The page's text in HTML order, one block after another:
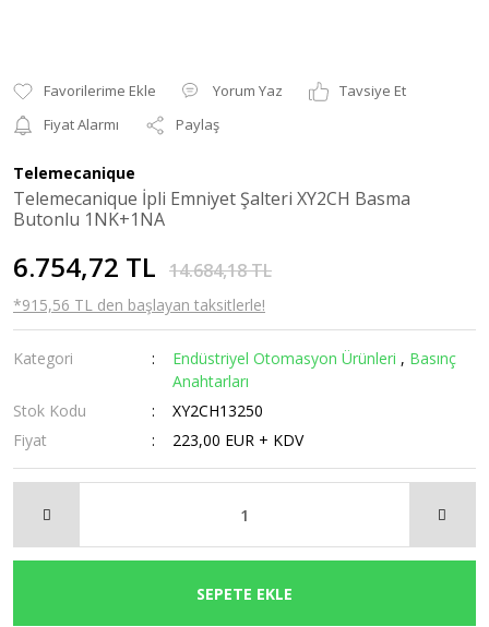
Yorum Yaz
Tavsiye Et
Fiyat Alarmı
Paylaş
Telemecanique
Telemecanique İpli Emniyet Şalteri XY2CH Basma
Butonlu 1NK+1NA
6.754,72 TL 14.684,18 TL
*915,56 TL den başlayan taksitlerle!
Kategori Endüstriyel Otomasyon Ürünleri , Basınç
Anahtarları
Stok Kodu
XY2CH13250
Fiyat
223,00 EUR + KDV
SEPETE EKLE